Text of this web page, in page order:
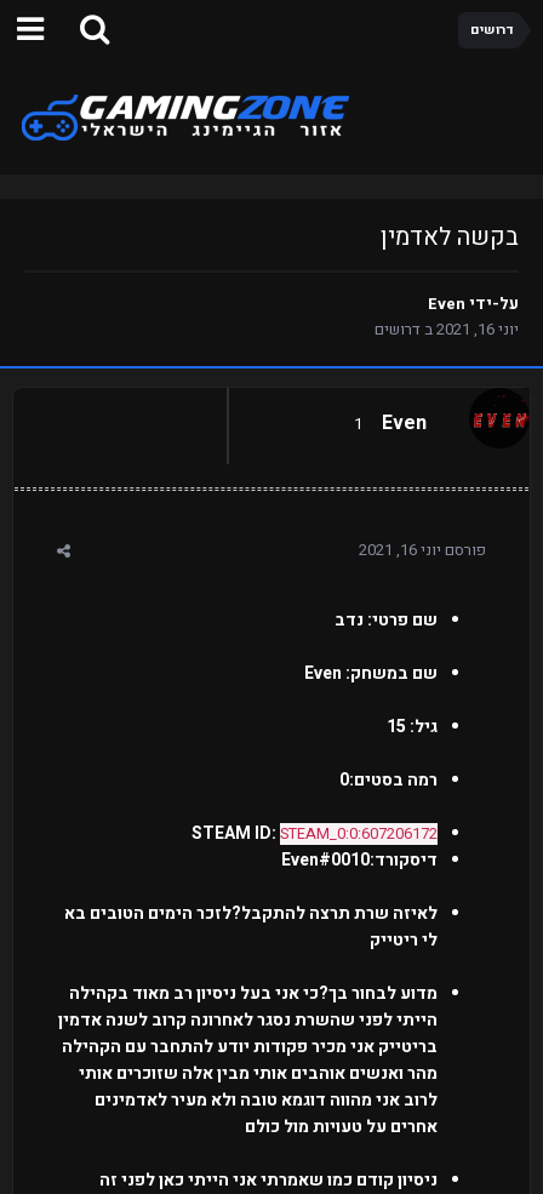
דרושים
בקשה לאדמין
על-ידי Even
יוני 16, 2021
בדרושים
Even
1
פורסם יוני 16, 2021
שם פרטי: נדב
שם במשחק: Even
גיל: 15
רמה בסטים:0
STEAM ID: STEAM_0:0:607206172
דיסקורד:Even#0010
לאיזה שרת תרצה להתקבל?לזכר הימים הטובים בא
לי ריטייק
מדוע לבחור בך?כי אני בעל ניסיון רב מאוד בקהילה
הייתי לפני שהשרת נסגר לאחרונה קרוב לשנה אדמין
בריטייק אני מכיר פקודות יודע להתחבר עם הקהילה
מהר ואנשים אוהבים אותי מבין אלה שזוכרים אותי
לרוב אני מהווה דוגמא טובה ולא מעיר לאדמינים
אחרים על טעויות מול כולם
ניסיון קודם כמו שאמרתי אני הייתי כאן לפני זה